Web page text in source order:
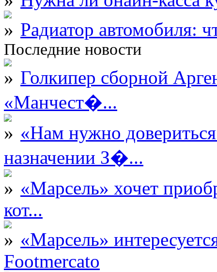
Радиатор автомобиля:
Последние новости
Голкипер сборной
«Манчест�...
«Нам нужно
назначении З�...
«Марсель» хочет
кот...
«Марсель»
Footmercato